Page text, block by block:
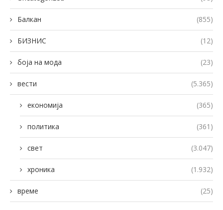
Балкан (855)
БИЗНИС (12)
боја на мода (23)
вести (5.365)
економија (365)
политика (361)
свет (3.047)
хроника (1.932)
време (25)